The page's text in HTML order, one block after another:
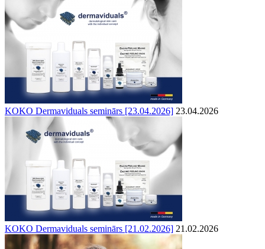
KOKO Dermaviduals seminārs [23.04.2026] 23.04.2026
KOKO Dermaviduals seminārs [21.02.2026] 21.02.2026